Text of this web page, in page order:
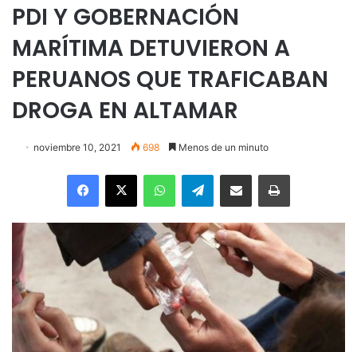
PDI Y GOBERNACIÓN
MARÍTIMA DETUVIERON A
PERUANOS QUE TRAFICABAN
DROGA EN ALTAMAR
noviembre 10, 2021 698 Menos de un minuto
Facebook
X WhatsAppTelegramEnviar vía email Imprimir